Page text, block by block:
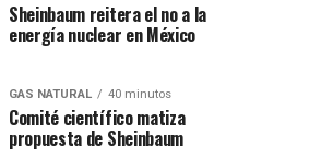
Sheinbaum reitera el no a la
energía nuclear en México
GAS NATURAL 40 minutos
Comité científico matiza
propuesta de Sheinbaum